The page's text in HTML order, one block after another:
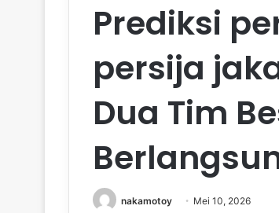
Prediksi
persija
Dua Tim
nakamotoy Mei 10, 2026